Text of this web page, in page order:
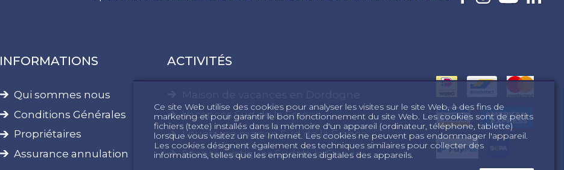
INFORMATIONS
Qui sommes nous
Conditions Générales
Propriétaires
Assurance annulation
ACTIVITÉS
Vacances Sud de la France
Louer une maison Sud de la France
Sites touristiques Sud de la France
Ce site Web utilise des cookies pour analyser les visites sur le site Web, à des fins de
marketing et pour garantir le bon fonctionnement du site Web. Les cookies sont de petits
fichiers (texte) installés dans la mémoire d'un appareil (ordinateur, téléphone, tablette)
lorsque vous visitez un site Internet. Les cookies ne peuvent pas endommager l'appareil.
Les cookies désignent également des techniques similaires pour collecter des
informations, telles que les empreintes digitales des appareils.